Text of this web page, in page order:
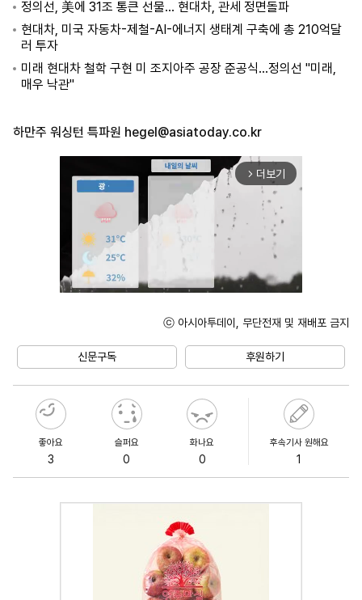
정의선, 美에 31조 통큰 선물… 현대차, 관세 정면돌파
현대차, 미국 자동차-제철-AI-에너지 생태계 구축에 총 210억달
러 투자
미래 현대차 철학 구현 미 조지아주 공장 준공식...정의선 "미래,
매우 낙관"
하만주 워싱턴 특파원 hegel@asiatoday.co.kr
arrow_forward_ios 더보기
ⓒ 아시아투데이, 무단전재 및 재배포 금지
신문구독 후원하기
좋아요
3
슬퍼요
0
화나요
0
후속기사 원해요
1